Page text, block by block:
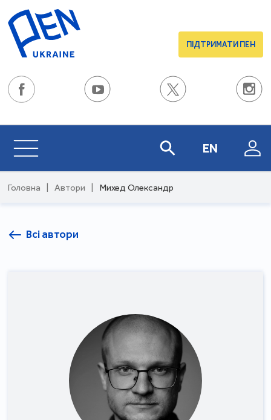
ПІДТРИМАТИ ПЕН
EN
Головна Автори Михед Олександр
Всі автори